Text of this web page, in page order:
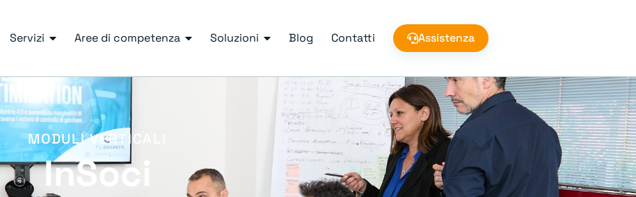
Servizi Aree di competenza Soluzioni Blog Contatti Assistenza
MODULI VERTICALI
InSoci